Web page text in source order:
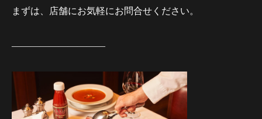
まずは、店舗にお気軽にお問合せください。
——————————